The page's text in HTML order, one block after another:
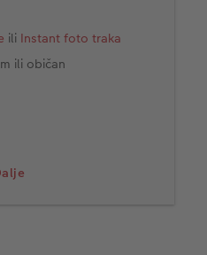
ili Instant foto traka
ili običan